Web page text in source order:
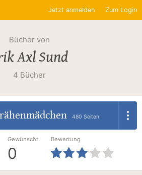
Jetzt anmelden Zum Login
Bücher von
Axl Sund
4 Bücher
480 Seiten
Gewünscht
0
Bewertung